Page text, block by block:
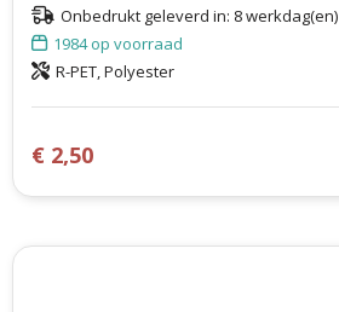
Onbedrukt geleverd in: 8 werkdag(en)
1984op voorraad
R-PET, Polyester
€ 2,50